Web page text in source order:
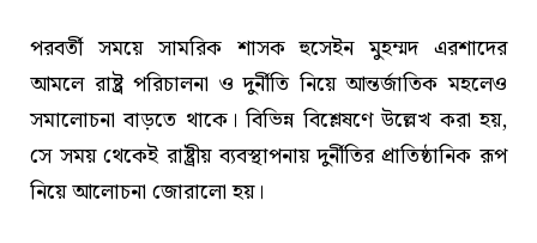
পরবর্তী সময়ে সামরিক শাসক হুসেইন মুহম্মদ এরশাদের
আমলে রাষ্ট্র পরিচালনা ও দুর্নীতি নিয়ে আন্তর্জাতিক মহলেও
সমালোচনা বাড়তে থাকে। বিভিন্ন বিশ্লেষণে উল্লেখ করা হয়,
সে সময় থেকেই রাষ্ট্রীয় ব্যবস্থাপনায় দুর্নীতির প্রাতিষ্ঠানিক রূপ
নিয়ে আলোচনা জোরালো হয়।